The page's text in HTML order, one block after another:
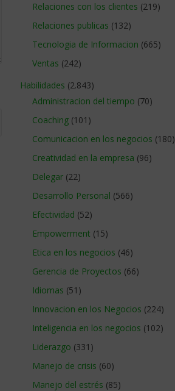
Relaciones con los clientes (219)
Relaciones publicas (132)
Tecnologia de Informacion (665)
Ventas (242)
Habilidades (2.843)
Administracion del tiempo (70)
Coaching (101)
Comunicacion en los negocios (180)
Creatividad en la empresa (96)
Delegar (22)
Desarrollo Personal (566)
Efectividad (52)
Empowerment (15)
Etica en los negocios (46)
Gerencia de Proyectos (66)
Idiomas (51)
Innovacion en los Negocios (224)
Inteligencia en los negocios (102)
Liderazgo (331)
Manejo de crisis (60)
Manejo del estrés (85)